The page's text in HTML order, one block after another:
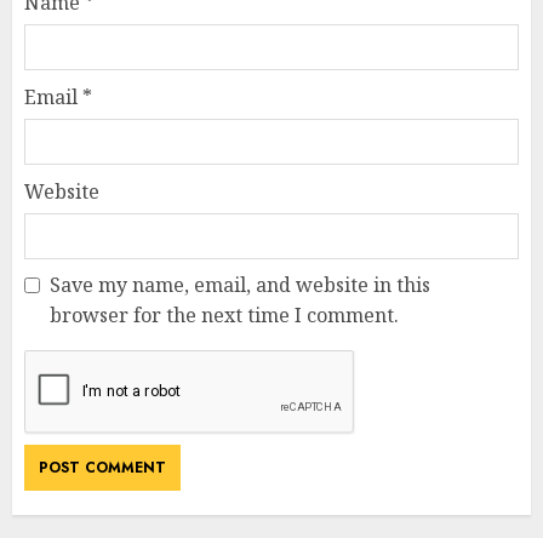
Email *
Website
Save my name, email, and website in this
browser for the next time I comment.